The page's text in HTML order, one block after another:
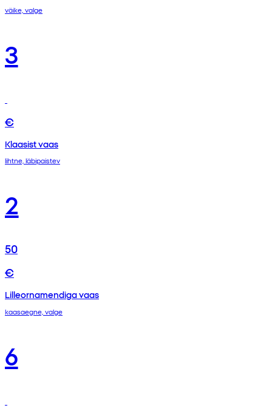
väike, valge
3
€
Klaasist vaas
lihtne, läbipaistev
2
50
€
Lilleornamendiga vaas
kaasaegne, valge
6